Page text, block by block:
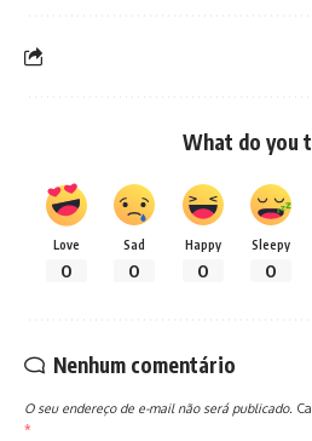
What do you
Love
0
Sad
0
Happy
0
Sleepy
0
Nenhum comentário
O seu endereço de e-mail não será publicado.
*